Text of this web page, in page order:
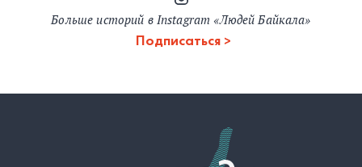
Больше историй в Instagram «Людей Байкала»
Подписаться